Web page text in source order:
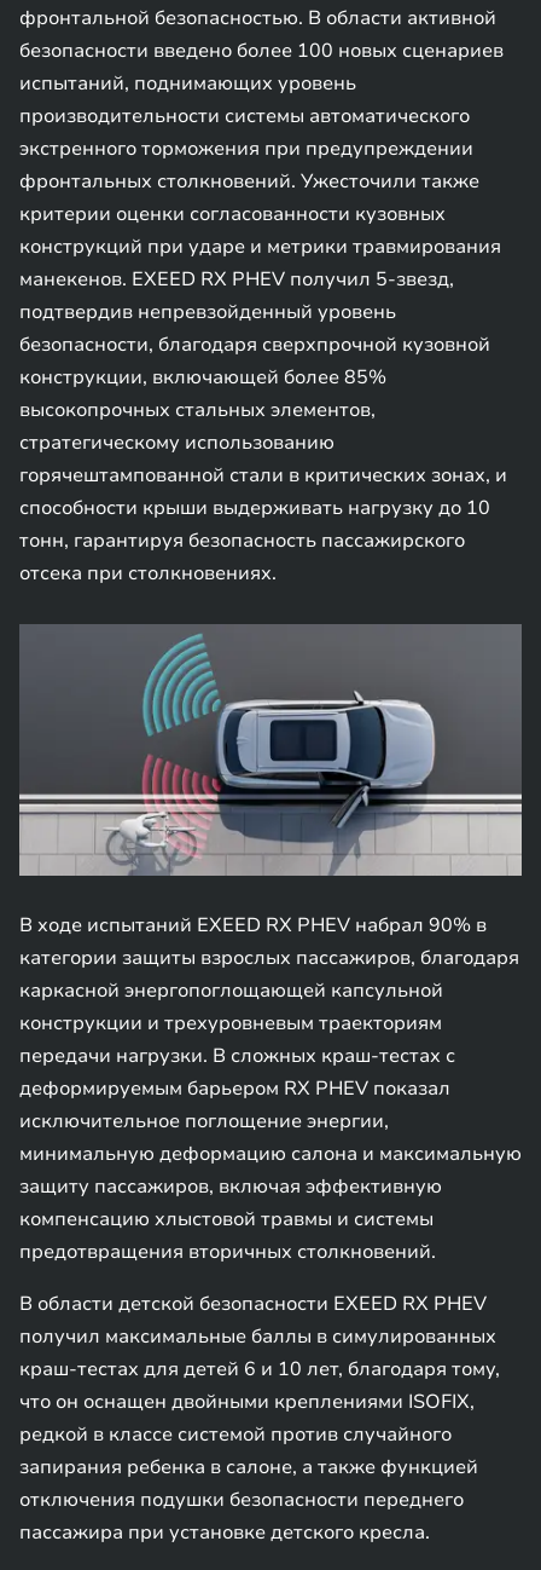
фронтальной безопасностью. В области активной
безопасности введено более 100 новых сценариев
испытаний, поднимающих уровень
производительности системы автоматического
экстренного торможения при предупреждении
фронтальных столкновений. Ужесточили также
критерии оценки согласованности кузовных
конструкций при ударе и метрики травмирования
манекенов. EXEED RX PHEV получил 5-звезд,
подтвердив непревзойденный уровень
безопасности, благодаря сверхпрочной кузовной
конструкции, включающей более 85%
высокопрочных стальных элементов,
стратегическому использованию
горячештампованной стали в критических зонах, и
способности крыши выдерживать нагрузку до 10
тонн, гарантируя безопасность пассажирского
отсека при столкновениях.
В ходе испытаний EXEED RX PHEV набрал 90% в
категории защиты взрослых пассажиров, благодаря
каркасной энергопоглощающей капсульной
конструкции и трехуровневым траекториям
передачи нагрузки. В сложных краш-тестах с
деформируемым барьером RX PHEV показал
исключительное поглощение энергии,
минимальную деформацию салона и максимальную
защиту пассажиров, включая эффективную
компенсацию хлыстовой травмы и системы
предотвращения вторичных столкновений.
В области детской безопасности EXEED RX PHEV
получил максимальные баллы в симулированных
краш-тестах для детей 6 и 10 лет, благодаря тому,
что он оснащен двойными креплениями ISOFIX,
редкой в классе системой против случайного
запирания ребенка в салоне, а также функцией
отключения подушки безопасности переднего
пассажира при установке детского кресла.